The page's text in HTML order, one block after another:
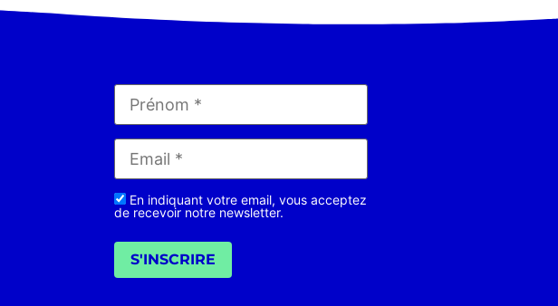
En indiquant votre email, vous acceptez
de recevoir notre newsletter.
S'INSCRIRE